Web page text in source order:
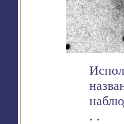
. .